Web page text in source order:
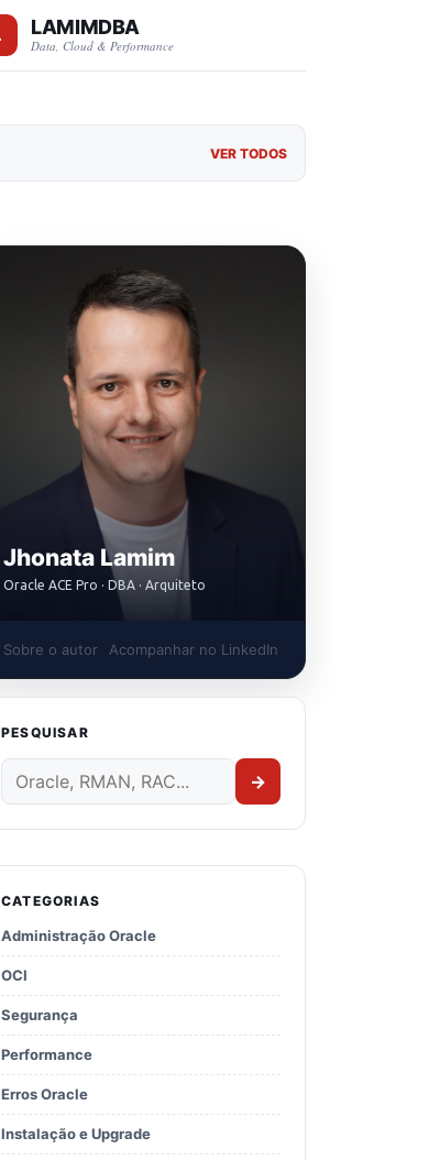
LAMIMDBA
Data, Cloud & Performance
VER TODOS
Jhonata Lamim
Oracle ACE Pro · DBA · Arquiteto
Sobre o autor Acompanhar no LinkedIn
PESQUISAR
→
CATEGORIAS
Administração Oracle
OCI
Segurança
Performance
Erros Oracle
Instalação e Upgrade